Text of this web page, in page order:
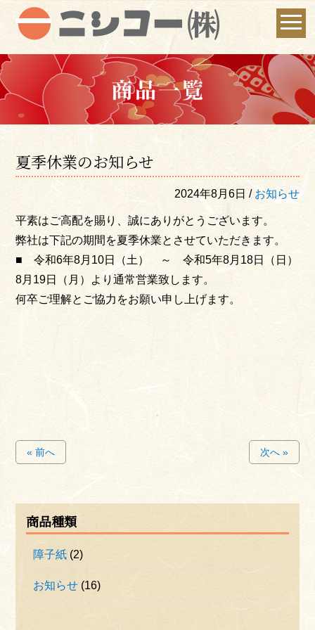
夏季休業のお知らせ
2024年8月6日 / お知らせ
平素はご高配を賜り、誠にありがとうございます。
弊社は下記の期間を夏季休業とさせていただきます。
■ 令和6年8月10日（土） ～ 令和5年8月18日（日）
8月19日（月）より通常営業致します。
何卒ご理解とご協力をお願い申し上げます。
« 前へ 次へ »
商品種類
障子紙 (2)
お知らせ (16)